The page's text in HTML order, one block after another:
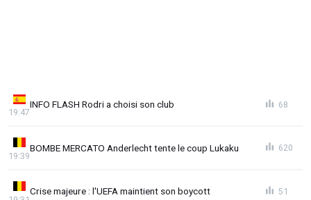
INFO FLASH Rodri a choisi son club
19:47
68
BOMBE MERCATO Anderlecht tente le coup Lukaku
19:39
620
Crise majeure : l'UEFA maintient son boycott 51